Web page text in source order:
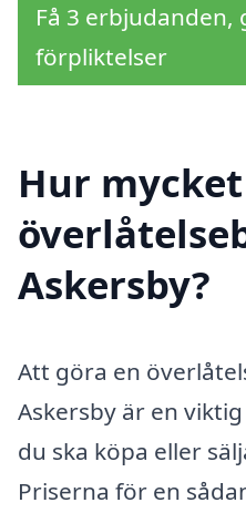
Få 3 erbjudanden,
förpliktelser
Hur
Askersby?
Att göra en
Askersby är en
du ska köpa eller
Priserna för en